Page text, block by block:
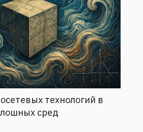
технологий в
сред